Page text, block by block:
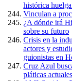
histórica
Vinculan a
¿A dónde irá
sobre su futuro
Crisis en la
actores y
guionistas en
Cruz Azul
pláticas actuales